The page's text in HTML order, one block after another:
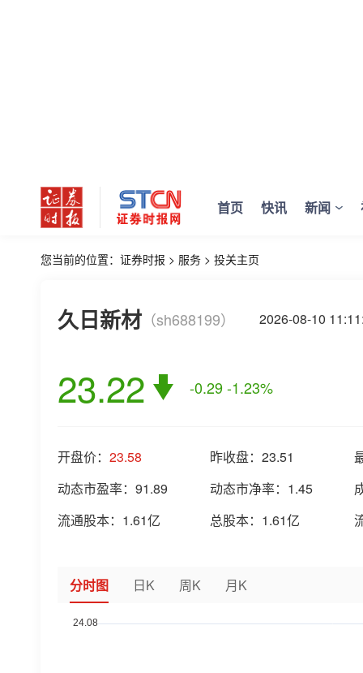
首页 快讯 新闻
您当前的位置： 证券时报 > 服务 > 投关主页
久日新材 （sh688199） 2026-08-10
23.22 -0.29-1.23%
开盘价： 23.58 昨收盘： 23.51
动态市盈率： 91.89 动态市净率： 1.45
流通股本： 1.61亿 总股本： 1.61亿
分时图 日K 周K 月K